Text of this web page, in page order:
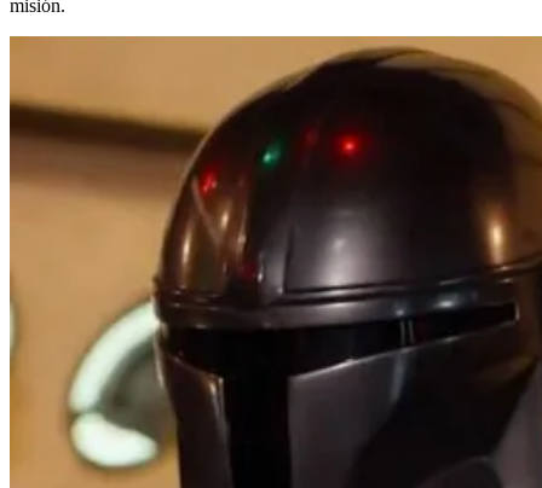
misión.